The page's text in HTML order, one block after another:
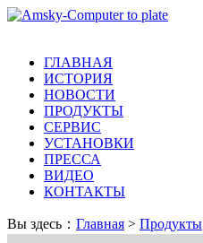
ГЛАВНАЯ
ИСТОРИЯ
НОВОСТИ
ПРОДУКТЫ
СЕРВИС
УСТАНОВКИ
ПРЕССА
ВИДЕО
КОНТАКТЫ
Вы здесь： Главная > Продукты